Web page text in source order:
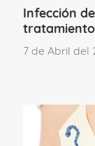
- Haz
- Cuida tu
Infección
tratamiento
7 de Abril del